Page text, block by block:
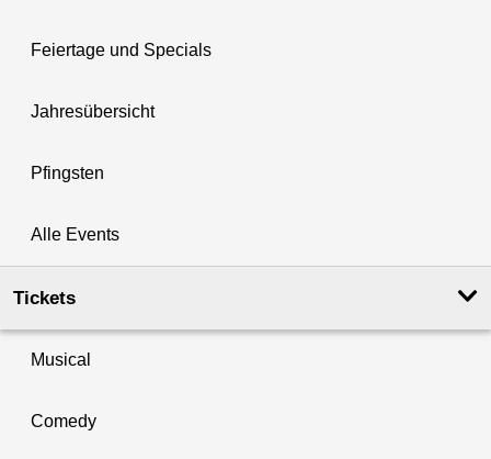
Feiertage und Specials
Jahresübersicht
Pfingsten
Alle Events
Tickets
Musical
Comedy